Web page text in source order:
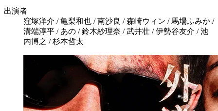
出演者
窪塚洋介 / 亀梨和也 / 南沙良 / 森崎ウィン / 馬場ふみか /
溝端淳平 / あの / 鈴木紗理奈 / 武井壮 / 伊勢谷友介 / 池
内博之 / 杉本哲太